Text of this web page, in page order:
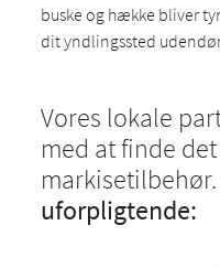
buske og hække bliver
dit yndlingssted
Vores lokale
med at finde
markisetilbehør.
uforpligtende: